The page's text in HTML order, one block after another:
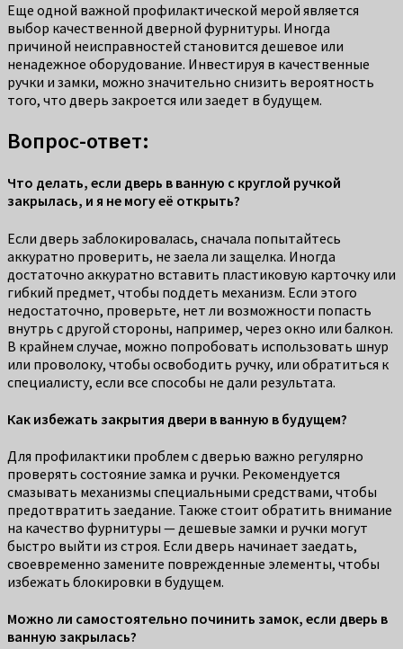
Еще одной важной профилактической мерой является
выбор качественной дверной фурнитуры. Иногда
причиной неисправностей становится дешевое или
ненадежное оборудование. Инвестируя в качественные
ручки и замки, можно значительно снизить вероятность
того, что дверь закроется или заедет в будущем.
Вопрос-ответ:
Что делать, если дверь в ванную с круглой ручкой
закрылась, и я не могу её открыть?
Если дверь заблокировалась, сначала попытайтесь
аккуратно проверить, не заела ли защелка. Иногда
достаточно аккуратно вставить пластиковую карточку или
гибкий предмет, чтобы поддеть механизм. Если этого
недостаточно, проверьте, нет ли возможности попасть
внутрь с другой стороны, например, через окно или балкон.
В крайнем случае, можно попробовать использовать шнур
или проволоку, чтобы освободить ручку, или обратиться к
специалисту, если все способы не дали результата.
Как избежать закрытия двери в ванную в будущем?
Для профилактики проблем с дверью важно регулярно
проверять состояние замка и ручки. Рекомендуется
смазывать механизмы специальными средствами, чтобы
предотвратить заедание. Также стоит обратить внимание
на качество фурнитуры — дешевые замки и ручки могут
быстро выйти из строя. Если дверь начинает заедать,
своевременно замените поврежденные элементы, чтобы
избежать блокировки в будущем.
Можно ли самостоятельно починить замок, если дверь в
ванную закрылась?